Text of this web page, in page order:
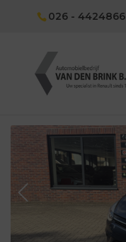
026 - 4424866